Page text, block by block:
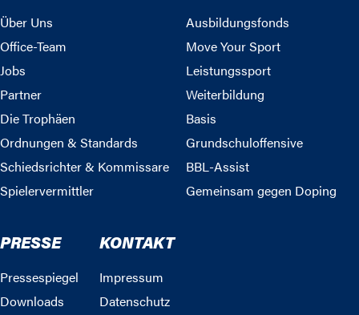
Über Uns
Office-Team
Jobs
Partner
Die Trophäen
Ordnungen & Standards
Schiedsrichter & Kommissare
Spielervermittler
Ausbildungsfonds
Move Your Sport
Leistungssport
Weiterbildung
Basis
Grundschuloffensive
BBL-Assist
Gemeinsam gegen Doping
PRESSE
Pressespiegel
Downloads
KONTAKT
Impressum
Datenschutz